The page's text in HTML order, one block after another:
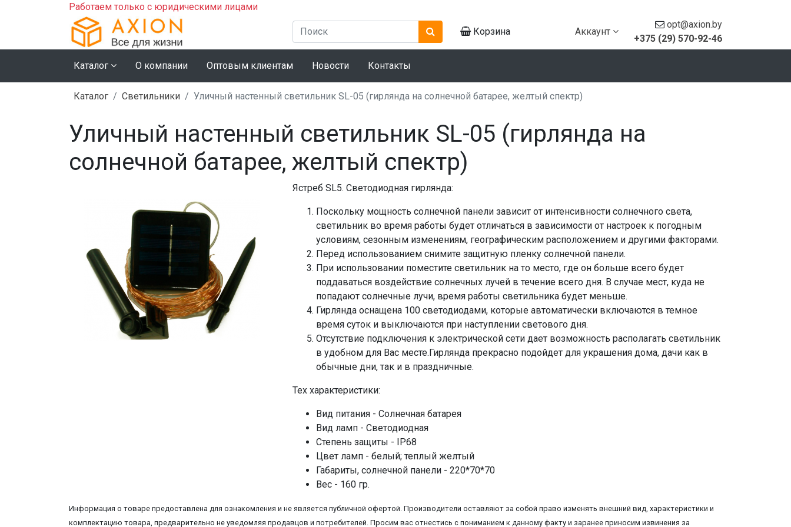
Работаем только с юридическими лицами
Корзина Аккаунт
opt@axion.by
+375 (29) 570-92-46
Каталог О компании Оптовым клиентам Новости Контакты
Каталог Светильники Уличный настенный светильник SL-05 (гирлянда на солнечной батарее, желтый спектр)
Уличный настенный светильник SL-05 (гирлянда на
солнечной батарее, желтый спектр)
Ястреб SL5. Светодиодная гирлянда:
Поскольку мощность солнечной панели зависит от интенсивности солнечного света,
светильник во время работы будет отличаться в зависимости от настроек к погодным
условиям, сезонным изменениям, географическим расположением и другими факторами.
Перед использованием снимите защитную пленку солнечной панели.
При использовании поместите светильник на то место, где он больше всего будет
поддаваться воздействие солнечных лучей в течение всего дня. В случае мест, куда не
попадают солнечные лучи, время работы светильника будет меньше.
Гирлянда оснащена 100 светодиодами, которые автоматически включаются в темное
время суток и выключаются при наступлении светового дня.
Отсутствие подключения к электрической сети дает возможность располагать светильник
в удобном для Вас месте.Гирлянда прекрасно подойдет для украшения дома, дачи как в
обычные дни, так и в праздничные.
Тех характеристики:
Вид питания - Солнечная батарея
Вид ламп - Светодиодная
Степень защиты - IP68
Цвет ламп - белый; теплый желтый
Габариты, солнечной панели - 220*70*70
Вес - 160 гр.
Информация о товаре предоставлена для ознакомления и не является публичной офертой. Производители оставляют за собой право изменять внешний вид, характеристики и
комплектацию товара, предварительно не уведомляя продавцов и потребителей. Просим вас отнестись с пониманием к данному факту и заранее приносим извинения за